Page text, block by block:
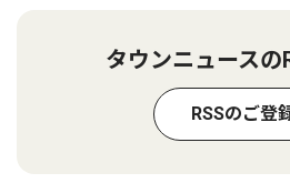
タウンニュースの
RSSのご登